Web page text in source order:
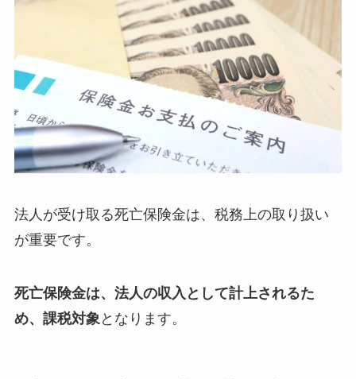
法人が受け取る死亡保険金は、税務上の取り扱い
が重要です。
死亡保険金は、法人の収入として計上されるた
め、課税対象となります。